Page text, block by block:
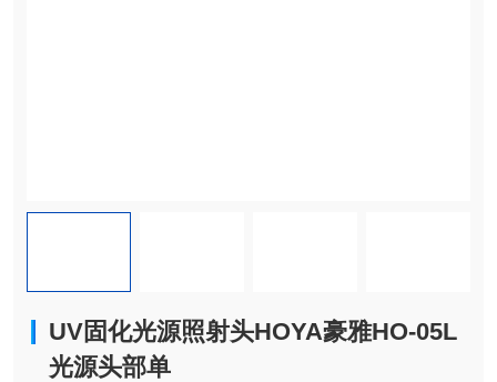
UV固化光源照射头HOYA豪雅HO-05L
光源头部单